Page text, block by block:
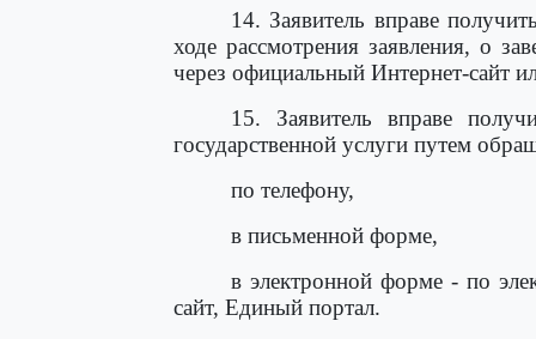
14. Заявитель вправе
ходе рассмотрения заявления, о
через официальный Интернет-сайт
15. Заявитель вправе
государственной услуги путем
по телефону,
в письменной форме,
в электронной форме - по
сайт, Единый портал.